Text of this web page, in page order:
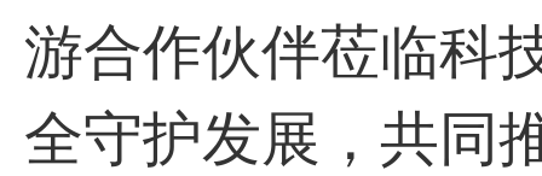
游合作伙伴莅临科
全守护发展，共同